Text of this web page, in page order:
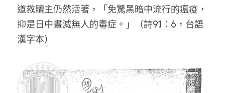
道救贖主仍然活著，「免驚黑暗中流行的瘟疫，
抑是日中晝滅無人的毒症。」（詩91：6，台語
漢字本）